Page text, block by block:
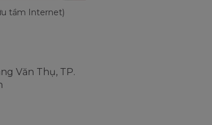
tầm Internet)
Văn Thụ, TP.